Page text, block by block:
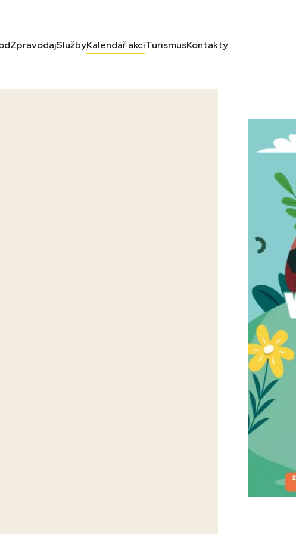
ZpravodajSlužbyKalendář akcíTurismusKontakty